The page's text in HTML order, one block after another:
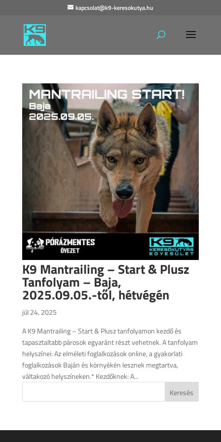
kapcsolat@k9-keresokutya.hu
K9 Mantrailing – Start & Plusz
Tanfolyam – Baja,
2025.09.05.-től, hétvégén
júl 24, 2025
A K9 Mantrailing – Start & Plusz tanfolyamon kezdő és
tapasztaltabb párosok egyaránt részt vehetnek. A tanfolyam
helyszínei: Az elméleti foglalkozások online, a gyakorlati
foglalkozások Baján és környékén lesznek megtartva,
váltakozó helyszíneken.* Kezdőknek: A...